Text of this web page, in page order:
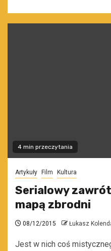
4 min przeczytania
Artykuły Film Kultura
Serialowy
mapą zbrodni
08/12/2015 Łukasz
Jest w nich coś